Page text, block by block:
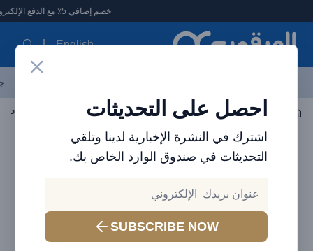
العرقوب - متجر الإلكترونيات في الإمارات
خصم إضافي 5٪ مع الدفع الإلكتروني
English
احصل على التحديثات
اشترك في النشرة الإخبارية لدينا وتلقي
التحديثات في صندوق الوارد الخاص بك.
SUBSCRIBE NOW
إكسسوارات اللاب توب والتابلت Hubs محول Baseus Lite Series RJ45 Lan Port Ethernet